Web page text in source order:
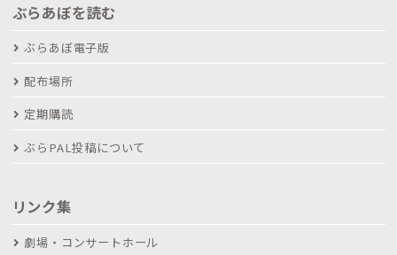
ぶらあぼを読む
ぶらあぼ電子版
配布場所
定期購読
ぶらPAL投稿について
リンク集
劇場・コンサートホール